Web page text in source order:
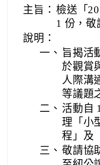
主旨： 檢送「
1 份，
說明：
一、 旨揭活
於觀賞
人際溝
等議題
二、 活動自
理「小
程」及
三、 敬請協